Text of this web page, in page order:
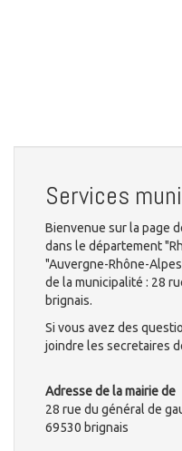
Services
Bienvenue sur la page
dans le département
"Auvergne-Rhône-
de la municipalité : 28
brignais.
Si vous avez des
joindre les secretaires
Adresse de la mairie de
28 rue du général de
69530 brignais